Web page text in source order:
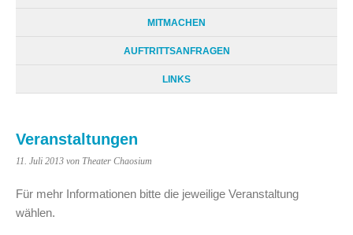
MITMACHEN
AUFTRITTSANFRAGEN
LINKS
Veranstaltungen
11. Juli 2013 von Theater Chaosium
Für mehr Informationen bitte die jeweilige Veranstaltung
wählen.